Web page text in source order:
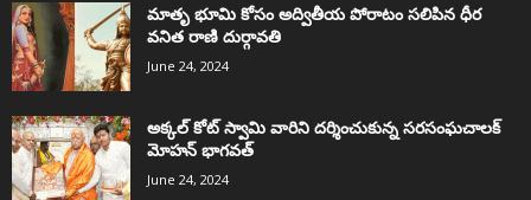
మాతృ భూమి కోసం అద్వితీయ పోరాటం సలిపిన ధీర
వనిత రాణి దుర్గావతి
June 24, 2024
అక్కల్‌ కోట్‌ స్వామి వారిని దర్శించుకున్న సరసంఘచాలక్
మోహన్ భాగవత్
June 24, 2024